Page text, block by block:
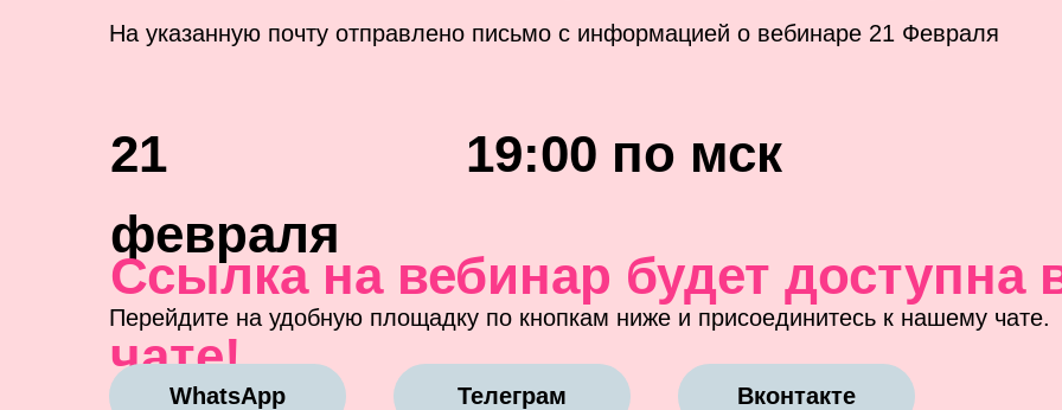
21
февраля
19:00 по мск
Ссылка на вебинар будет доступна
чате!
На указанную почту отправлено письмо с информацией о вебинаре 21 Февраля
Вконтакте
Телеграм
WhatsApp
Перейдите на удобную площадку по кнопкам ниже и присоединитесь к нашему чате.